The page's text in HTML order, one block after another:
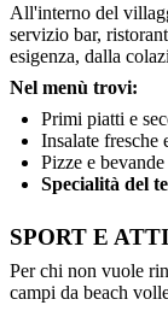
All'interno del
servizio bar,
esigenza, dalla
Nel menù trovi:
Primi piatti e
Insalate fresche
Pizze e bevande
Specialità del
SPORT E
Per chi non vuole
campi da beach